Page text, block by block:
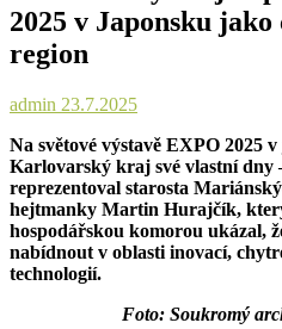
2025 v Japonsku
region
admin 23.7.2025
Na světové výstavě EXPO 2025
Karlovarský kraj své vlastní
reprezentoval starosta
hejtmanky Martin Hurajčík,
hospodářskou komorou ukázal,
nabídnout v oblasti inovací,
technologií.
Foto: Soukromý